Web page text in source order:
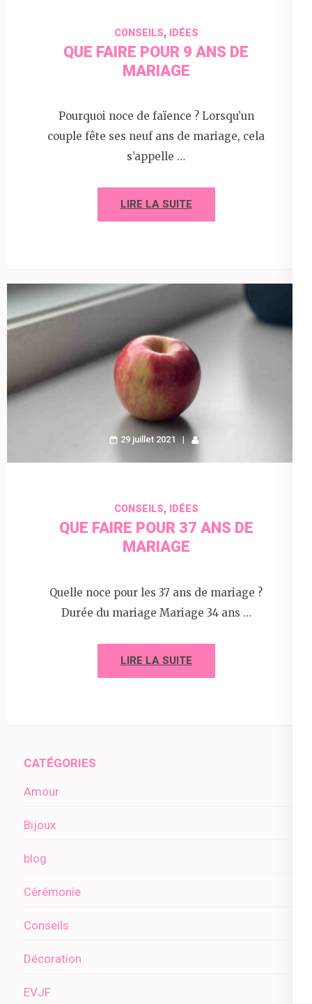
CONSEILS, IDÉES
QUE FAIRE POUR 9 ANS DE
MARIAGE
Pourquoi noce de faïence ? Lorsqu’un
couple fête ses neuf ans de mariage, cela
s’appelle …
LIRE LA SUITE
29 juillet 2021
CONSEILS, IDÉES
QUE FAIRE POUR 37 ANS DE
MARIAGE
Quelle noce pour les 37 ans de mariage ?
Durée du mariage Mariage 34 ans …
LIRE LA SUITE
CATÉGORIES
Amour
Bijoux
blog
Cérémonie
Conseils
Décoration
EVJF